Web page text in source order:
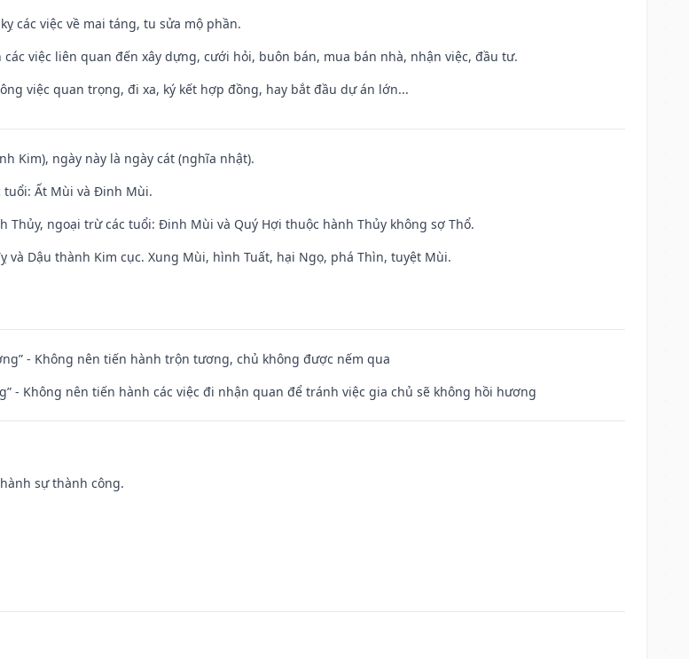
các việc về mai táng, tu sửa mộ phần.
các việc liên quan đến xây dựng, cưới hỏi, buôn bán, mua bán nhà, nhận việc, đầu tư.
việc quan trọng, đi xa, ký kết hợp đồng, hay bắt đầu dự án lớn...
Kim), ngày này là ngày cát (nghĩa nhật).
tuổi: Ất Mùi và Đinh Mùi.
Thủy, ngoại trừ các tuổi: Đinh Mùi và Quý Hợi thuộc hành Thủy không sợ Thổ.
và Dậu thành Kim cục. Xung Mùi, hình Tuất, hại Ngọ, phá Thìn, tuyệt Mùi.
- Không nên tiến hành trộn tương, chủ không được nếm qua
- Không nên tiến hành các việc đi nhận quan để tránh việc gia chủ sẽ không hồi hương
sự thành công.